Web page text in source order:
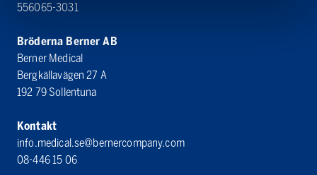
556065-3031
Bröderna Berner AB
Berner Medical
Bergkällavägen 27 A
192 79 Sollentuna
Kontakt
info.medical.se@bernercompany.com
08-446 15 06